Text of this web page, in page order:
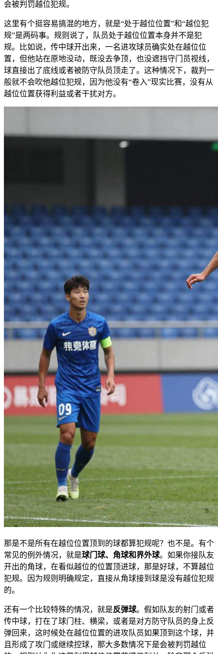
会被判罚越位犯规。
这里有个挺容易搞混的地方，就是“处于越位位置”和“越位犯
规”是两码事。规则说了，队员处于越位位置本身并不是犯
规。比如说，传中球开出来，一名进攻球员确实处在越位位
置，但他站在原地没动，既没去争顶，也没遮挡守门员视线，
球直接出了底线或者被防守队员顶走了。这种情况下，裁判一
般就不会吹他越位犯规，因为他没有“卷入”现实比赛，没有从
越位位置获得利益或者干扰对方。
那是不是所有在越位位置顶到的球都算犯规呢？也不是。有个
常见的例外情况，就是球门球、角球和界外球。如果你接队友
开出的角球，在看似越位的位置顶进球，那是好球，不算越位
犯规。因为规则明确规定，直接从角球接到球是没有越位犯规
的。
还有一个比较特殊的情况，就是反弹球。假如队友的射门或者
传中球，打在了球门柱、横梁，或者是对方防守队员的身上反
弹回来，这时候处在越位位置的进攻队员如果顶到这个球，并
且形成了攻门或继续控球，那大多数情况下是会被判罚越位